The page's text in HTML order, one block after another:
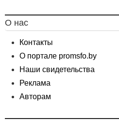
О нас
Контакты
О портале promsfo.by
Наши свидетельства
Реклама
Авторам